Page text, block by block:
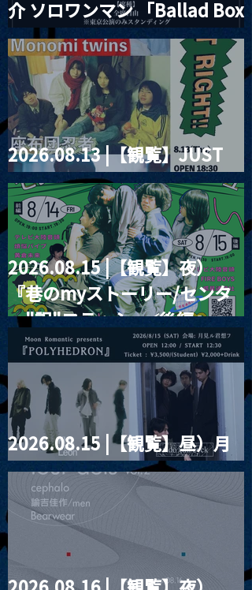
介 ソロワンマン 「Ballad Box
2026」
2026.08.13 |【観覧】JUST
RIGHT!! vol.26
2026.08.15 |【観覧】夜）
『巷のmyストーリー/センタ
ー"訳"フラッシュ⚡️後編』
2026.08.15 |【観覧】昼）月
見ルpre.『POLYHEDRON』